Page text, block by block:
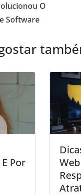
O
Software
Por